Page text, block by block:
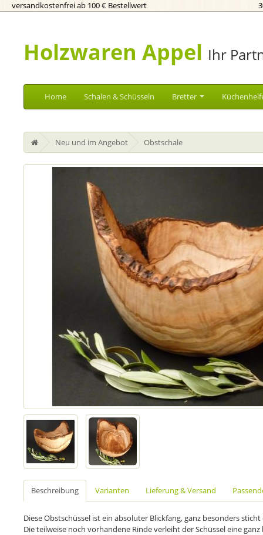
versandkostenfrei ab 100 € Bestellwert
Holzwaren Appel Ihr
Home Schalen & Schüsseln Bretter
Neu und im Angebot Obstschale
Beschreibung Varianten Lieferung & Versand
Diese Obstschüssel ist ein absoluter Blickfang, ganz besonders
Die teilweise noch vorhandene Rinde verleiht der Schüssel eine